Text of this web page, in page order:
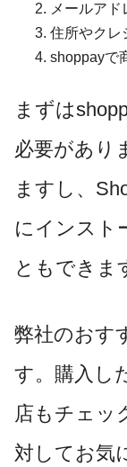
メールア
住所やクレ
shoppayで
まずは
必要があり
ますし、
にインスト
ともできま
弊社のおす
す。購入し
店もチェッ
対してお気